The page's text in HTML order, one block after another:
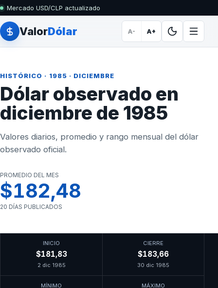
Mercado USD/CLP actualizado
ValorDólar A- A+
HISTÓRICO · 1985 · DICIEMBRE
Dólar observado en
diciembre de 1985
Valores diarios, promedio y rango mensual del dólar
observado oficial.
PROMEDIO DEL MES
$182,48
20 DÍAS PUBLICADOS
INICIO
$181,83
2 dic 1985
CIERRE
$183,66
30 dic 1985
MÍNIMO MÁXIMO